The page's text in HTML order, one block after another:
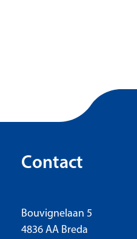
pagina,
Contact
Bouvignelaan 5
4836 AA Breda